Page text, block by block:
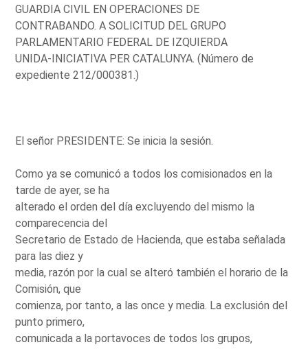
GUARDIA CIVIL EN OPERACIONES DE
CONTRABANDO. A SOLICITUD DEL GRUPO
PARLAMENTARIO FEDERAL DE IZQUIERDA
UNIDA-INICIATIVA PER CATALUNYA. (Número de
expediente 212/000381.)
El señor PRESIDENTE: Se inicia la sesión.
Como ya se comunicó a todos los comisionados en la
tarde de ayer, se ha
alterado el orden del día excluyendo del mismo la
comparecencia del
Secretario de Estado de Hacienda, que estaba señalada
para las diez y
media, razón por la cual se alteró también el horario de la
Comisión, que
comienza, por tanto, a las once y media. La exclusión del
punto primero,
comunicada a la portavoces de todos los grupos,